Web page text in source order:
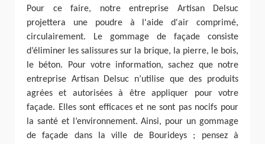
Pour ce faire, notre entreprise Artisan Delsuc
projettera une poudre à l'aide d'air comprimé,
circulairement. Le gommage de façade consiste
d’éliminer les salissures sur la brique, la pierre, le bois,
le béton. Pour votre information, sachez que notre
entreprise Artisan Delsuc n’utilise que des produits
agrées et autorisées à être appliquer pour votre
façade. Elles sont efficaces et ne sont pas nocifs pour
la santé et l’environnement. Ainsi, pour un gommage
de façade dans la ville de Bourideys ; pensez à